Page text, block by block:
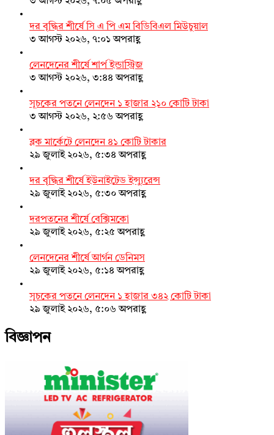
দর বৃদ্ধির শীর্ষে সি এ পি এম বিডিবিএল মিউচুয়াল
৩ আগস্ট ২০২৬, ৭:০১ অপরাহ্ণ
লেনদেনের শীর্ষে শার্প ইন্ডাস্ট্রিজ
৩ আগস্ট ২০২৬, ৩:৪৪ অপরাহ্ণ
সূচকের পতনে লেনদেন ১ হাজার ২১০ কোটি টাকা
৩ আগস্ট ২০২৬, ২:৫৬ অপরাহ্ণ
ব্লক মার্কেটে লেনদেন ৪১ কোটি টাকার
২৯ জুলাই ২০২৬, ৫:৩৪ অপরাহ্ণ
দর বৃদ্ধির শীর্ষে ইউনাইটেড ইন্স্যুরেন্স
২৯ জুলাই ২০২৬, ৫:৩০ অপরাহ্ণ
দরপতনের শীর্ষে বেক্সিমকো
২৯ জুলাই ২০২৬, ৫:২৫ অপরাহ্ণ
লেনদেনের শীর্ষে আর্গন ডেনিমস
২৯ জুলাই ২০২৬, ৫:১৪ অপরাহ্ণ
সূচকের পতনে লেনদেন ১ হাজার ৩৪২ কোটি টাকা
২৯ জুলাই ২০২৬, ৫:০৬ অপরাহ্ণ
বিজ্ঞাপন